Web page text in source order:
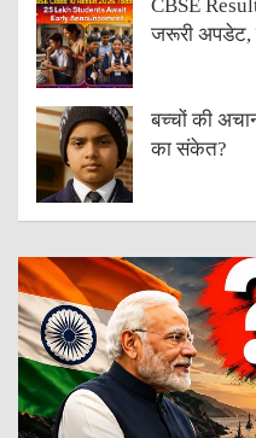
CBSE
जरूरी अपडेट,
बच्चों की
का संकेत?